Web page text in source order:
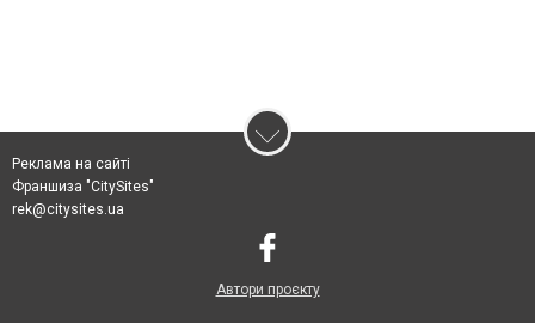
Реклама на сайті
Франшиза "CitySites"
rek@citysites.ua
Автори проєкту